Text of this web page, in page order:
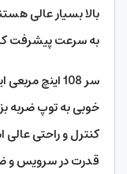
به سرعت پیشرفت
سر 108 اینچ
خوبی به توپ ضربه
قدرت در سرویس و